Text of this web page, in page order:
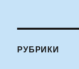
РУБРИКИ